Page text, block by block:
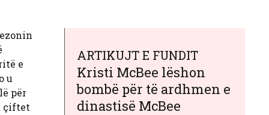
e
u
për
çiftet
ARTIKUJT E FUNDIT
Kristi McBee lëshon
bombë për të ardhmen e
dinastisë McBee